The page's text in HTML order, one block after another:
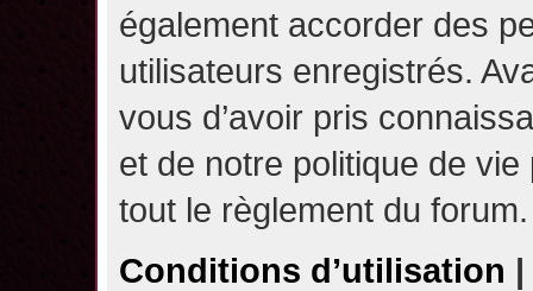
également accorder des
utilisateurs enregistrés.
vous d’avoir pris
et de notre politique de
tout le règlement du forum.
Conditions d’utilisation |